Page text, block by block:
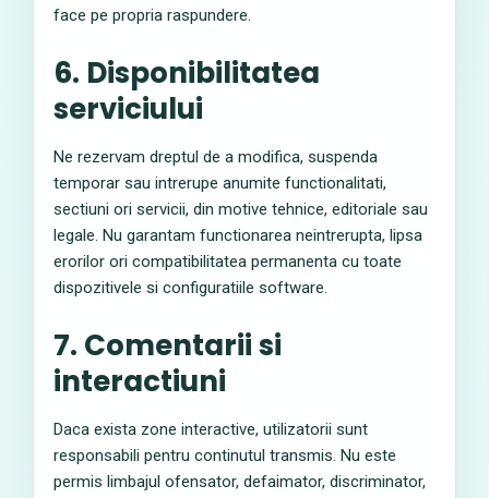
face pe propria raspundere.
6. Disponibilitatea
serviciului
Ne rezervam dreptul de a modifica, suspenda
temporar sau intrerupe anumite functionalitati,
sectiuni ori servicii, din motive tehnice, editoriale sau
legale. Nu garantam functionarea neintrerupta, lipsa
erorilor ori compatibilitatea permanenta cu toate
dispozitivele si configuratiile software.
7. Comentarii si
interactiuni
Daca exista zone interactive, utilizatorii sunt
responsabili pentru continutul transmis. Nu este
permis limbajul ofensator, defaimator, discriminator,